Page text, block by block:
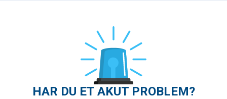
HAR DU ET AKUT PROBLEM?